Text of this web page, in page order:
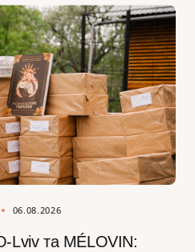
06.08.2026
Lviv та MÉLOVIN: